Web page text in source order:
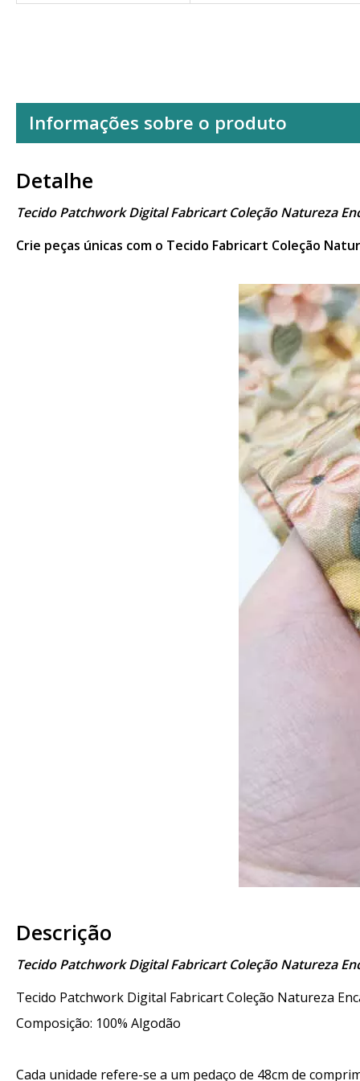
Informações sobre o produto
Detalhe
Tecido Patchwork Digital Fabricart Coleção Natureza
Crie peças únicas com o Tecido Fabricart Coleção
Descrição
Tecido Patchwork Digital Fabricart Coleção Natureza
Tecido Patchwork Digital Fabricart Coleção Natureza
Composição: 100% Algodão
Cada unidade refere-se a um pedaço de 48cm de